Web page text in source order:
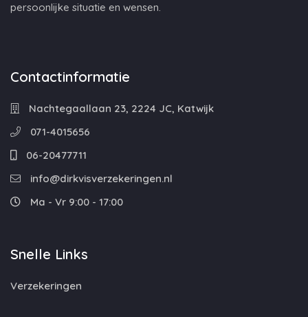
persoonlijke situatie en wensen.
Contactinformatie
Nachtegaallaan 23, 2224 JC, Katwijk
071-4015656
06-20477711
info@dirkvisverzekeringen.nl
Ma - Vr 9:00 - 17:00
Snelle Links
Verzekeringen